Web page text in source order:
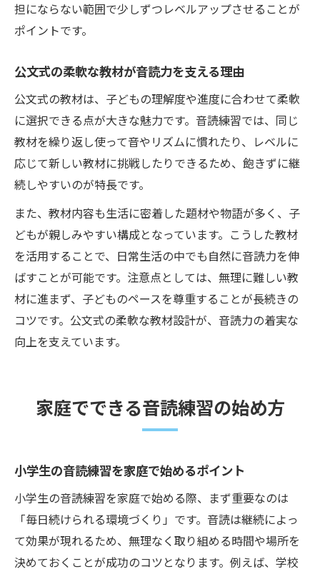
担にならない範囲で少しずつレベルアップさせることが
ポイントです。
公文式の柔軟な教材が音読力を支える理由
公文式の教材は、子どもの理解度や進度に合わせて柔軟
に選択できる点が大きな魅力です。音読練習では、同じ
教材を繰り返し使って音やリズムに慣れたり、レベルに
応じて新しい教材に挑戦したりできるため、飽きずに継
続しやすいのが特長です。
また、教材内容も生活に密着した題材や物語が多く、子
どもが親しみやすい構成となっています。こうした教材
を活用することで、日常生活の中でも自然に音読力を伸
ばすことが可能です。注意点としては、無理に難しい教
材に進まず、子どものペースを尊重することが長続きの
コツです。公文式の柔軟な教材設計が、音読力の着実な
向上を支えています。
家庭でできる音読練習の始め方
小学生の音読練習を家庭で始めるポイント
小学生の音読練習を家庭で始める際、まず重要なのは
「毎日続けられる環境づくり」です。音読は継続によっ
て効果が現れるため、無理なく取り組める時間や場所を
決めておくことが成功のコツとなります。例えば、学校